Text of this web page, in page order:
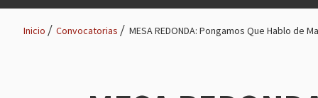
navigation
Inicio Convocatorias MESA REDONDA: Pongamos Que Hablo de